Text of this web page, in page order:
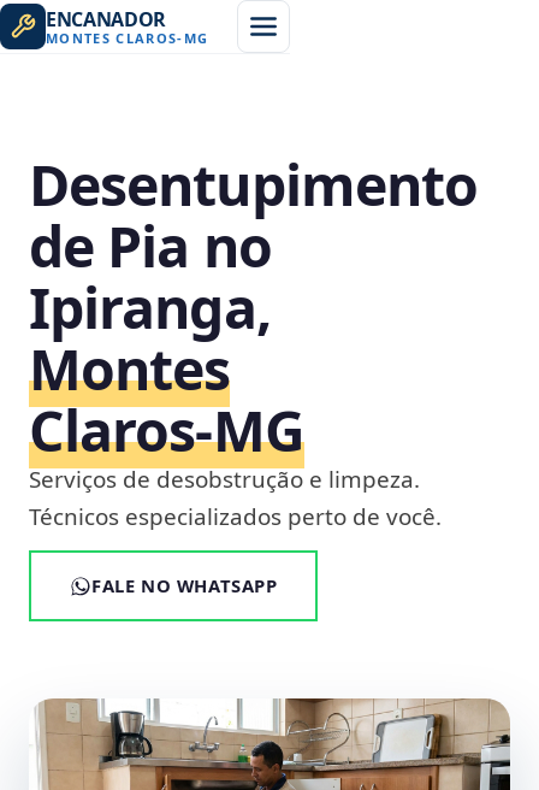
ENCANADOR
MONTES CLAROS- MG
Desentupimento
de Pia no
Ipiranga,
Montes
Claros‑MG
Serviços de desobstrução e limpeza.
Técnicos especializados perto de você.
FALE NO WHATSAPP